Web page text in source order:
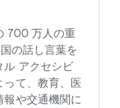
700 万人の重
の話し言葉を
ル アクセシビ
って、教育、医
や交通機関に